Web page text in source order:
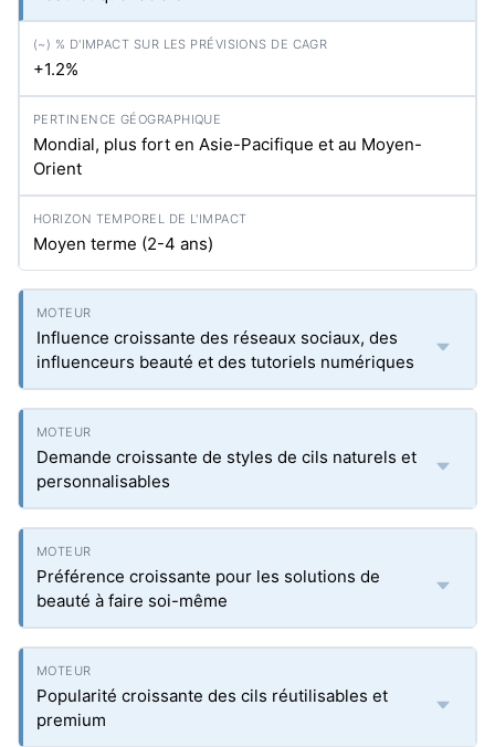
+1.2%
Mondial, plus fort en Asie-Pacifique et au Moyen-
Orient
Moyen terme (2-4 ans)
Influence croissante des réseaux sociaux, des
influenceurs beauté et des tutoriels numériques
Demande croissante de styles de cils naturels et
personnalisables
Préférence croissante pour les solutions de
beauté à faire soi-même
Popularité croissante des cils réutilisables et
premium